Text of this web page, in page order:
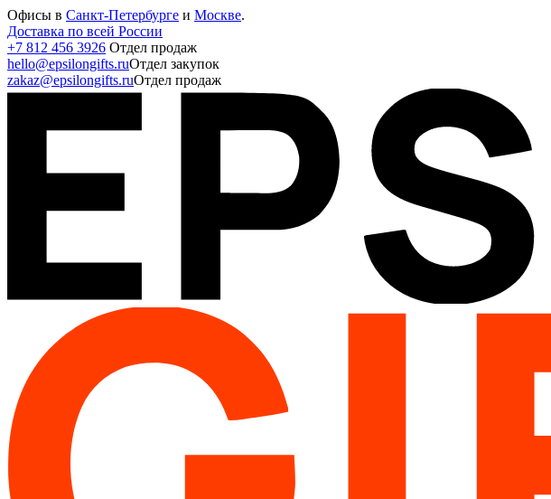
Офисы в Санкт-Петербурге и Москве.
Доставка по всей России
+7 812 456 3926 Отдел продаж
hello@epsilongifts.ruОтдел закупок
zakaz@epsilongifts.ruОтдел продаж